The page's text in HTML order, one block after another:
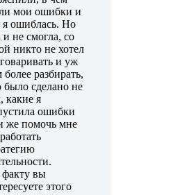
мои ошибки и
я ошиблась. Но
и не смогла, со
никто не хотел
и уж
более разбирать,
было сделано не
какие я
ошибки
же помочь мне
вы
этого